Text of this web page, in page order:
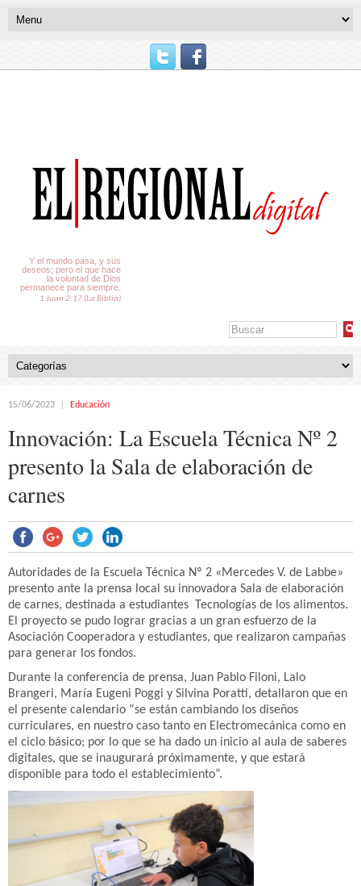
Y el mundo pasa, y sus
deseos; pero el que hace
la voluntad de Dios
permanece para siempre.
1 Juan 2:17 (La Biblia)
15/06/2023 Educación
Innovación: La Escuela Técnica Nº 2
presento la Sala de elaboración de
carnes
Autoridades de la Escuela Técnica Nº 2 «Mercedes V. de Labbe»
presento ante la prensa local su innovadora Sala de elaboración
de carnes, destinada a estudiantes Tecnologías de los alimentos.
El proyecto se pudo lograr gracias a un gran esfuerzo de la
Asociación Cooperadora y estudiantes, que realizaron campañas
para generar los fondos.
Durante la conferencia de prensa, Juan Pablo Filoni, Lalo
Brangeri, María Eugeni Poggi y Silvina Poratti, detallaron que en
el presente calendario “se están cambiando los diseños
curriculares, en nuestro caso tanto en Electromecánica como en
el ciclo básico; por lo que se ha dado un inicio al aula de saberes
digitales, que se inaugurará próximamente, y que estará
disponible para todo el establecimiento”.